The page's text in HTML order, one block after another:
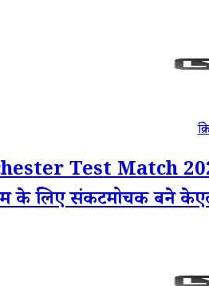
Test Match
के लिए संकटमोचक बने